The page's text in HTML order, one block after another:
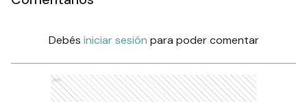
Comentarios
Debés iniciar sesión para poder comentar
Ads